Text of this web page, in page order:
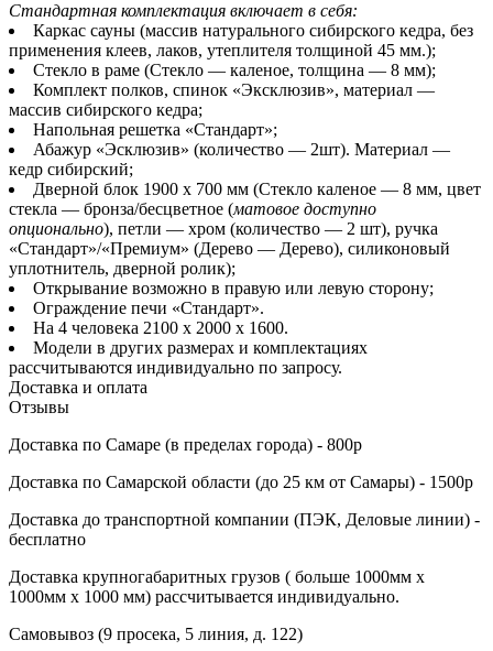
Стандартная комплектация включает в себя:
Каркас сауны (массив натурального сибирского кедра, без
применения клеев, лаков, утеплителя толщиной 45 мм.);
Стекло в раме (Стекло — каленое, толщина — 8 мм);
Комплект полков, спинок «Эксклюзив», материал —
массив сибирского кедра;
Напольная решетка «Стандарт»;
Абажур «Эсклюзив» (количество — 2шт). Материал —
кедр сибирский;
Дверной блок 1900 x 700 мм (Стекло каленое — 8 мм, цвет
стекла — бронза/бесцветное (матовое доступно
опционально), петли — хром (количество — 2 шт), ручка
«Стандарт»/«Премиум» (Дерево — Дерево), силиконовый
уплотнитель, дверной ролик);
Открывание возможно в правую или левую сторону;
Ограждение печи «Стандарт».
На 4 человека 2100 х 2000 х 1600.
Модели в других размерах и комплектациях
рассчитываются индивидуально по запросу.
Доставка и оплата
Отзывы
Доставка по Cамаре (в пределах города) - 800р
Доставка по Cамарской области (до 25 км от Самары) - 1500р
Доставка до транспортной компании (ПЭК, Деловые линии) -
бесплатно
Доставка крупногабаритных грузов ( больше 1000мм х
1000мм х 1000 мм) рассчитывается индивидуально.
Самовывоз (9 просека, 5 линия, д. 122)